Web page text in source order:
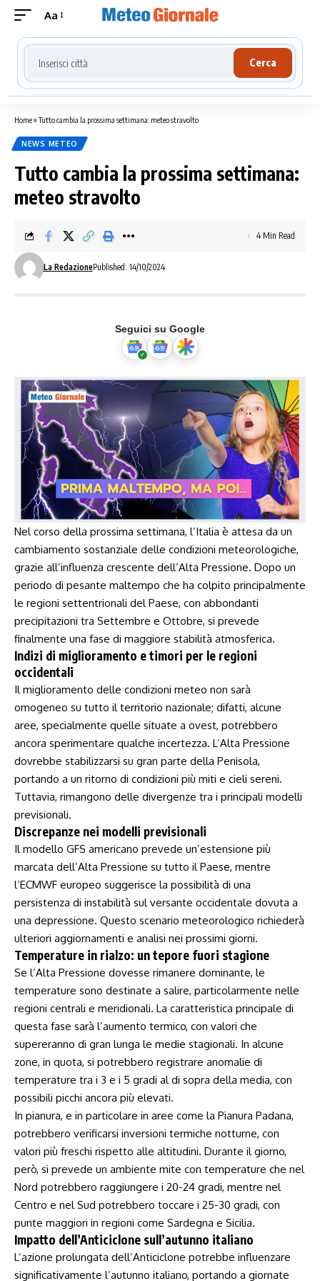
Aa
Cerca località meteo
Cerca
Home»Tutto cambia la prossima settimana: meteo stravolto
NEWS METEO
Tutto cambia la prossima settimana:
meteo stravolto
La RedazionePublished: 14/10/2024
4 Min Read
Seguici su Google
Nel corso della prossima settimana, l’Italia è attesa da‍ un
cambiamento sostanziale delle condizioni meteorologiche,
grazie all’influenza​ crescente dell’Alta Pressione. ⁣Dopo un
periodo di ⁣pesante maltempo che ha colpito⁤ principalmente​
le regioni ⁣settentrionali ‍del Paese, con abbondanti
precipitazioni tra Settembre e ⁤Ottobre, si prevede
⁢finalmente una fase di maggiore stabilità‍ atmosferica.
Indizi di miglioramento e timori per le regioni
occidentali
Il miglioramento delle condizioni meteo non sarà
omogeneo su tutto⁣ il territorio nazionale; difatti, alcune
aree, specialmente quelle situate a ⁢ovest, potrebbero
ancora sperimentare‌ qualche incertezza. ⁢L’Alta Pressione
dovrebbe⁤ stabilizzarsi su gran parte della ⁤Penisola,
⁣portando a un ⁣ritorno di‍ condizioni più miti e cieli⁢ sereni.⁢
Tuttavia, rimangono delle divergenze tra ⁣i principali modelli
previsionali.
Discrepanze ​nei modelli previsionali
Il‌ modello GFS americano prevede un’estensione più
marcata dell’Alta ⁤Pressione su tutto il Paese, mentre‍
l’ECMWF europeo‍ suggerisce la possibilità​ di una
persistenza di instabilità sul versante occidentale dovuta a​
una depressione. Questo scenario meteorologico richiederà
ulteriori aggiornamenti e⁤ analisi ⁣nei prossimi giorni.
Temperature in rialzo: un tepore fuori stagione
Se l’Alta Pressione dovesse rimanere dominante, le⁣
temperature sono destinate a salire, particolarmente nelle
regioni centrali e⁢ meridionali. ⁣La ⁤caratteristica ⁣principale‍ di
questa fase⁤ sarà l’aumento termico, con valori che
supereranno ⁣di‌ gran lunga le medie‌ stagionali.‌ In‍ alcune
zone, in quota, si⁢ potrebbero⁤ registrare anomalie di
temperature tra ‍i 3 e ⁢i‌ 5 gradi‍ al di ⁢sopra della media, con
possibili picchi ancora più elevati.
In pianura, e in particolare in aree come la Pianura Padana,
potrebbero verificarsi inversioni termiche notturne,‍ con
valori più⁣ freschi rispetto alle ⁢altitudini. Durante ‌il giorno,
però, si prevede un ‌ambiente mite con temperature che nel
Nord potrebbero ‌raggiungere i 20-24 gradi, mentre nel
Centro e nel Sud potrebbero ​toccare i 25-30 ⁤gradi, con
punte maggiori in regioni come Sardegna e ‌Sicilia.
Impatto dell’Anticiclone⁣ sull’autunno italiano
L’azione prolungata ‍dell’Anticiclone potrebbe influenzare
significativamente l’autunno italiano, portando a giornate